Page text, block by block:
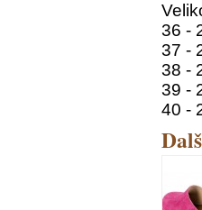
36 -
37 -
38 -
39 -
40 -